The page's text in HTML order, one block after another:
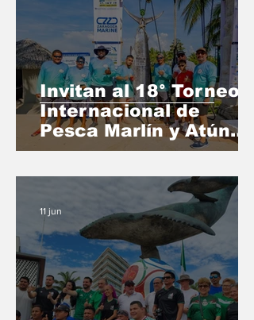
Invitan al 18° Torneo
Internacional de
Pesca Marlín y Atún
Bahía de Banderas
11 jun